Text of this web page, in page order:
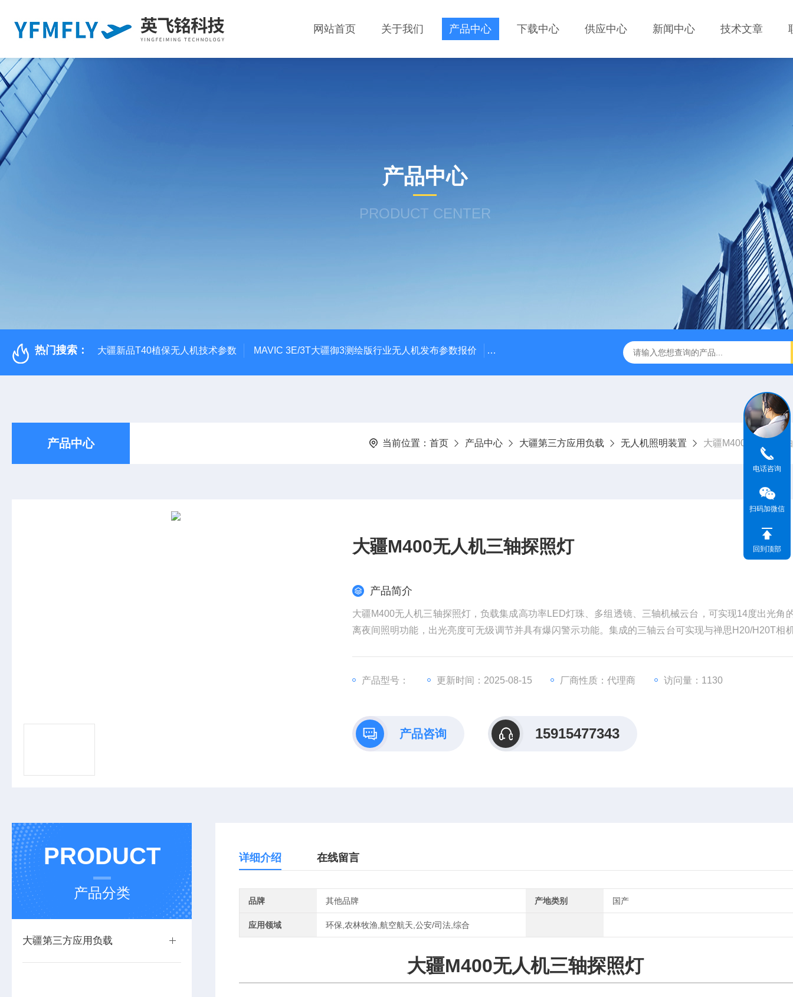
网站首页 关于我们 产品中心 下载中心 供应中心 新闻中心 技术文章
产品中心
PRODUCT CENTER
热门搜索： 大疆新品T40植保无人机技术参数 MAVIC 3E/3T大疆御3测绘版行业无人机发布参数报价 大疆升级版M350RTK行业无人机规格参数 Mavic 3T大疆热红外相
产品中心 当前位置： 首页 产品中心 大疆第三方应用负载 无人机照明装置 大疆M400无人机三
大疆M400无人机三轴探照灯
产品简介
大疆M400无人机三轴探照灯，负载集成高功率LED灯珠、多组透镜、三轴机械云台，可实现14度出光角
离夜间照明功能，出光亮度可无级调节并具有爆闪警示功能。集成的三轴云台可实现与禅思H20/H20T相
产品型号： 更新时间：2025-08-15 厂商性质：代理商 访问量：1130
产品咨询 15915477343
PRODUCT
产品分类
大疆第三方应用负载
详细介绍 在线留言
品牌 其他品牌 产地类别 国产
应用领域 环保,农林牧渔,航空航天,公安/司法,综合
大疆M400无人机三轴探照灯
电话咨询
扫码加微信
回到顶部